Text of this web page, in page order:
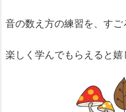
音の数え方の練習を、すご
楽しく学んでもらえると嬉